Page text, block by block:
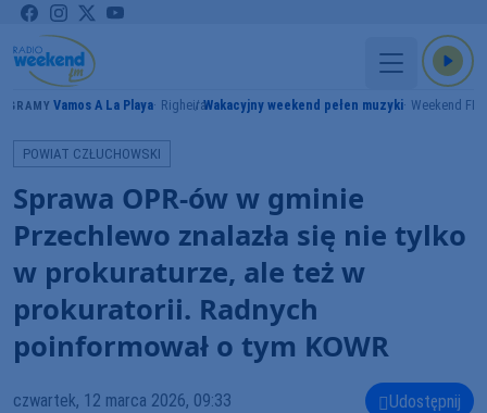
GRAMY Vamos A La Playa RigheiraWakacyjny weekend pełen muzyki Weekend FM
POWIAT CZŁUCHOWSKI
Sprawa OPR-ów w gminie
Przechlewo znalazła się nie tylko
w prokuraturze, ale też w
prokuratorii. Radnych
poinformował o tym KOWR
czwartek, 12 marca 2026, 09:33 Udostępnij